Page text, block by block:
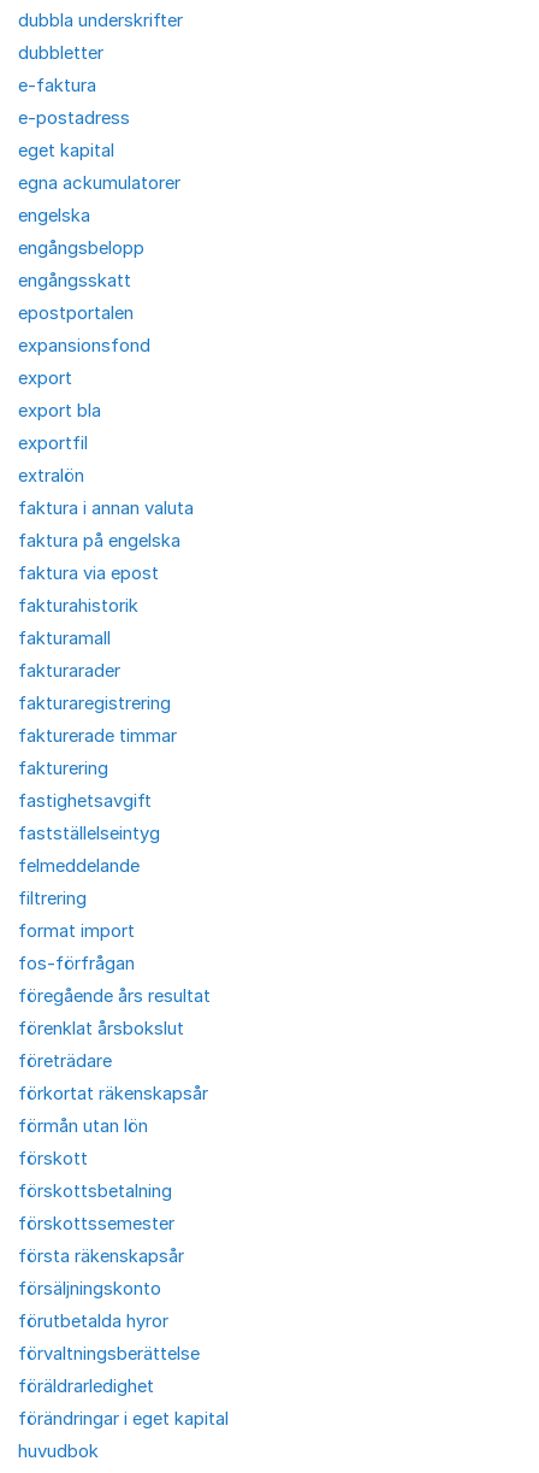
dubbla underskrifter
dubbletter
e-faktura
e-postadress
eget kapital
egna ackumulatorer
engelska
engångsbelopp
engångsskatt
epostportalen
expansionsfond
export
export bla
exportfil
extralön
faktura i annan valuta
faktura på engelska
faktura via epost
fakturahistorik
fakturamall
fakturarader
fakturaregistrering
fakturerade timmar
fakturering
fastighetsavgift
fastställelseintyg
felmeddelande
filtrering
format import
fos-förfrågan
föregående års resultat
förenklat årsbokslut
företrädare
förkortat räkenskapsår
förmån utan lön
förskott
förskottsbetalning
förskottssemester
första räkenskapsår
försäljningskonto
förutbetalda hyror
förvaltningsberättelse
föräldrarledighet
förändringar i eget kapital
huvudbok